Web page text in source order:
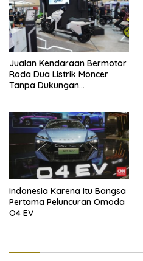
Jualan Kendaraan Bermotor
Roda Dua Listrik Moncer
Tanpa Dukungan
Indonesia Karena Itu Bangsa
Pertama Peluncuran Omoda
O4 EV